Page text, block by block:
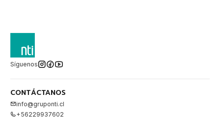
Síguenos
CONTÁCTANOS
info@gruponti.cl
+56229937602